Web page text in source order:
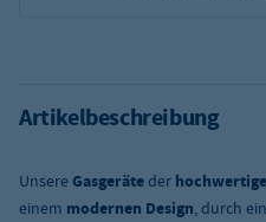
Artikelbeschreibung
UnsereGasgeräteder
einem modernen Design, durch